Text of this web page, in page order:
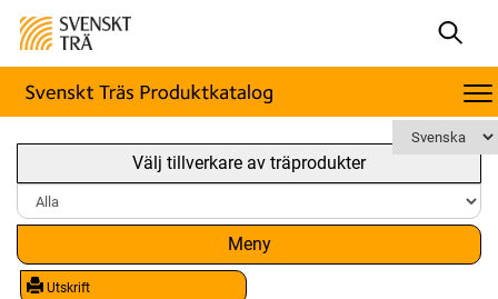
Välj tillverkare av träprodukter
Meny
Utskrift